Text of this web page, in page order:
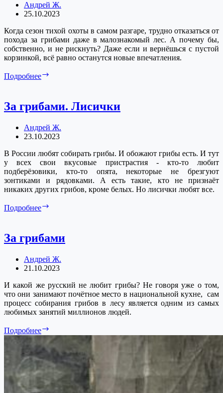
Андрей Ж.
25.10.2023
Когда сезон тихой охоты в самом разгаре, трудно отказаться от
похода за грибами даже в малознакомый лес. А почему бы,
собственно, и не рискнуть? Даже если и вернёшься с пустой
корзинкой, всё равно останутся новые впечатления.
Подробнее
За грибами. Лисички
Андрей Ж.
23.10.2023
В России любят собирать грибы. И обожают грибы есть. И тут
у всех свои вкусовые пристрастия - кто-то любит
подберёзовики, кто-то опята, некоторые не брезгуют
зонтиками и рядовками. А есть такие, кто не признаёт
никаких других грибов, кроме белых. Но лисички любят все.
Подробнее
За грибами
Андрей Ж.
21.10.2023
И какой же русский не любит грибы? Не говоря уже о том,
что они занимают почётное место в национальной кухне, сам
процесс собирания грибов в лесу является одним из самых
любимых занятий миллионов людей.
Подробнее
грибами